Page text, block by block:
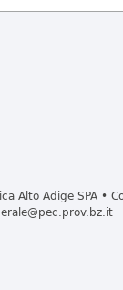
Alto Adige SPA •